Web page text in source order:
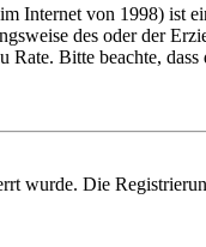
Internet von 1998) ist
des oder der
Bitte beachte,
wurde. Die